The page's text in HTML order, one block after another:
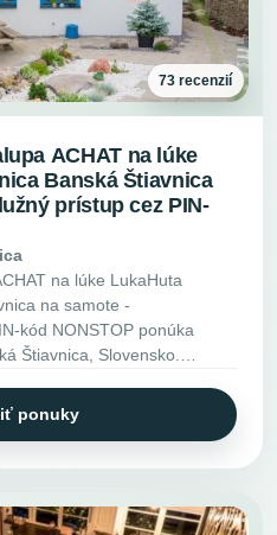
73 recenzií
ACHAT na lúke
Banská Štiavnica
prístup cez PIN-
na lúke LukaHuta
na samote -
kód NONSTOP ponúka
Štiavnica, Slovensko.
ponuky